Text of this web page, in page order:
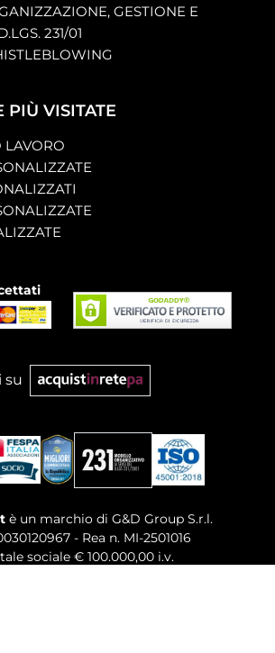
GESTIONE E
231/01
PIÙ VISITATE
su
è un marchio di G&D Group S.r.l.
- Rea n. MI-2501016
sociale € 100.000,00 i.v.